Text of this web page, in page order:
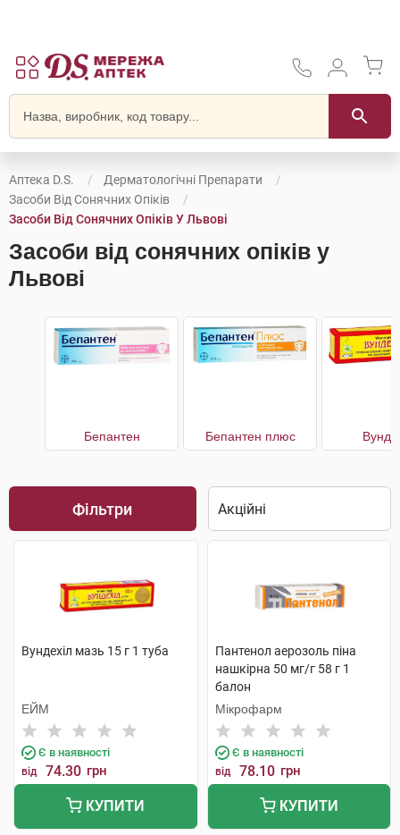
Аптека D.S.
Дерматологічні Препарати
Засоби Від Сонячних Опіків
Засоби Від Сонячних Опіків У Львові
Засоби від сонячних опіків у
Львові
Бепантен Бепантен плюс
Фільтри
Вундехіл мазь 15 г 1 туба
ЕЙМ
Є в наявності
від 74.30 грн
КУПИТИ
Пантенол аерозоль піна
нашкірна 50 мг/г 58 г 1
балон
Мікрофарм
Є в наявності
від 78.10 грн
КУПИТИ